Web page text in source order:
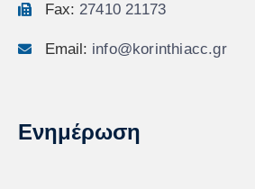
Fax: 27410 21173
Email: info@korinthiacc.gr
Ενημέρωση